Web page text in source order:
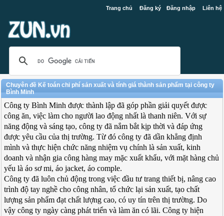
Trang chủ Đăng ký Đăng nhập Liên hệ
Chuyên đề Kế toán chi phí sản xuất và tính giá thành sản phẩm tại công ty
Bình Minh
Công ty Bình Minh được thành lập đã góp phần giải quyết được
công ăn, việc làm cho người lao động nhất là thanh niên. Với sự
năng động và sáng tạo, công ty đã nắm bắt kịp thời và đáp ứng
được yêu cầu của thị trường. Từ đó công ty đã dần khẳng định
mình và thực hiện chức năng nhiệm vụ chính là sản xuất, kinh
doanh và nhận gia công hàng may mặc xuất khẩu, với mặt hàng chủ
yếu là áo sơ mi, áo jacket, áo comple.
Công ty đã luôn chủ động trong việc đầu tư trang thiết bị, nâng cao
trình độ tay nghề cho công nhân, tổ chức lại sản xuất, tạo chất
lượng sản phẩm đạt chất lượng cao, có uy tín trên thị trường. Do
vậy công ty ngày càng phát triển và làm ăn có lãi. Công ty hiện